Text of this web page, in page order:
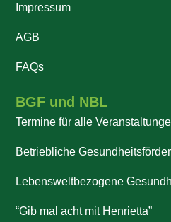
BGF und NBL
Termine für alle
Betriebliche
Lebensweltbezogene
“Gib mal acht mit Henrietta”
Impressum
AGB
FAQs